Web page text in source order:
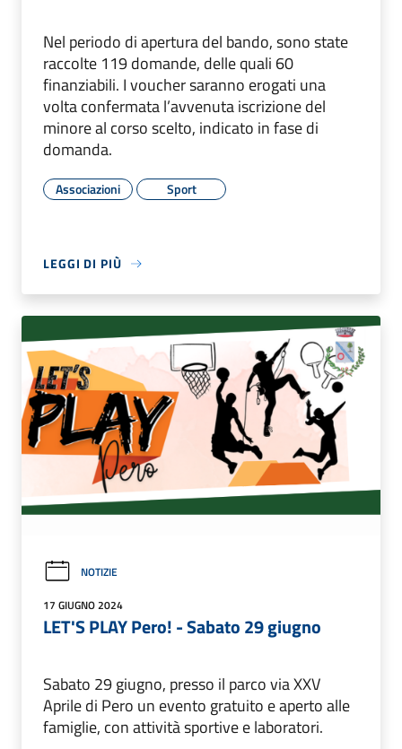
Nel periodo di apertura del bando, sono state
raccolte 119 domande, delle quali 60
finanziabili. I voucher saranno erogati una
volta confermata l’avvenuta iscrizione del
minore al corso scelto, indicato in fase di
domanda.
Associazioni Sport
LEGGI DI PIÙ
NOTIZIE
17 GIUGNO 2024
LET'S PLAY Pero! - Sabato 29 giugno
Sabato 29 giugno, presso il parco via XXV
Aprile di Pero un evento gratuito e aperto alle
famiglie, con attività sportive e laboratori.